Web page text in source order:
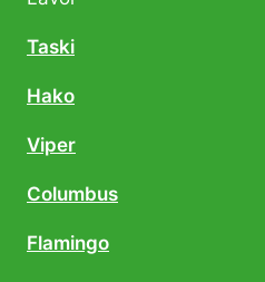
Taski
Hako
Viper
Columbus
Flamingo